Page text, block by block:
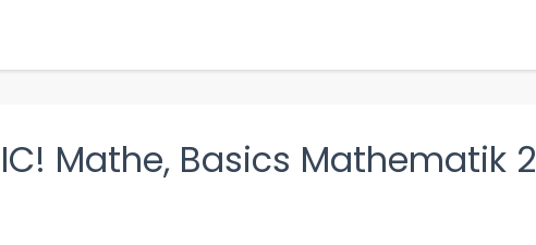
Mathe, Basics Mathematik 2